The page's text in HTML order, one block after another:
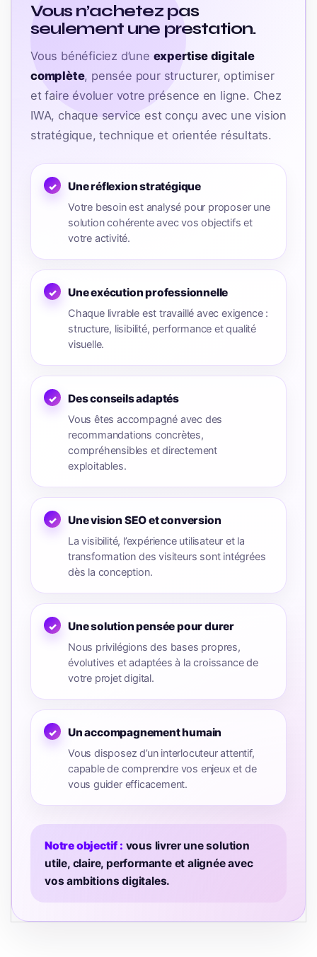
Vous n’achetez pas
seulement une prestation.
Vous bénéficiez d’une expertise digitale
complète, pensée pour structurer, optimiser
et faire évoluer votre présence en ligne. Chez
IWA, chaque service est conçu avec une vision
stratégique, technique et orientée résultats.
Une réflexion stratégique
Votre besoin est analysé pour proposer une
solution cohérente avec vos objectifs et
votre activité.
Une exécution professionnelle
Chaque livrable est travaillé avec exigence :
structure, lisibilité, performance et qualité
visuelle.
Des conseils adaptés
Vous êtes accompagné avec des
recommandations concrètes,
compréhensibles et directement
exploitables.
Une vision SEO et conversion
La visibilité, l’expérience utilisateur et la
transformation des visiteurs sont intégrées
dès la conception.
Une solution pensée pour durer
Nous privilégions des bases propres,
évolutives et adaptées à la croissance de
votre projet digital.
Un accompagnement humain
Vous disposez d’un interlocuteur attentif,
capable de comprendre vos enjeux et de
vous guider efficacement.
Notre objectif : vous livrer une solution
utile, claire, performante et alignée avec
vos ambitions digitales.